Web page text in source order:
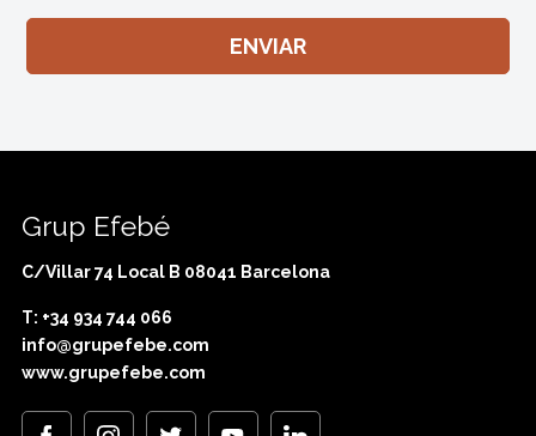
Grup Efebé
C/Villar 74 Local B 08041 Barcelona
T: +34 934 744 066
info@grupefebe.com
www.grupefebe.com